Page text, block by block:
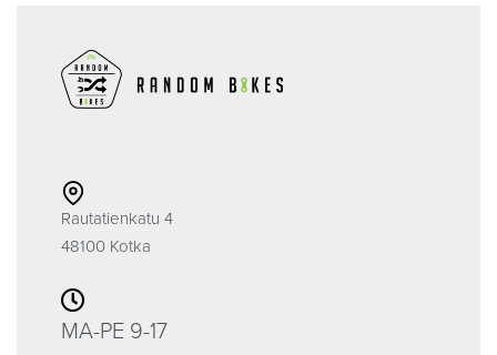
Rautatienkatu 4
48100 Kotka
MA-PE 9-17